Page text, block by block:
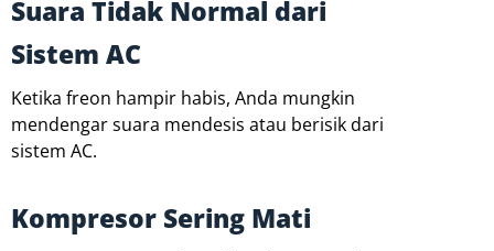
Suara Tidak Normal dari
Sistem AC
Ketika freon hampir habis, Anda mungkin
mendengar suara mendesis atau berisik dari
sistem AC.
Kompresor Sering Mati